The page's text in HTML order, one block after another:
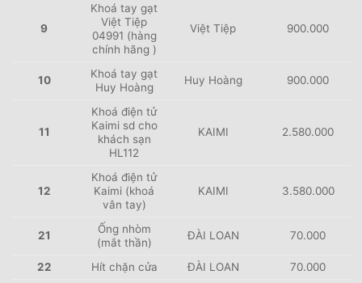
9
Khoá tay gạt
Việt Tiệp
04991 (hàng
chính hãng )
Việt Tiệp 900.000
10
Khoá tay gạt
Huy Hoàng
Huy Hoàng 900.000
11
Khoá điện tử
Kaimi sd cho
khách sạn
HL112
KAIMI 2.580.000
12
Khoá điện tử
Kaimi (khoá
vân tay)
KAIMI 3.580.000
21
Ống nhòm
(mắt thần)
ĐÀI LOAN 70.000
22 Hít chặn cửa ĐÀI LOAN 70.000